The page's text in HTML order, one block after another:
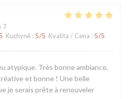
7
Kuchyně : 5/5 Kvalita / Cena : 5/5
atypique. Très bonne ambiance,
et bonne ! Une belle
je serais prête à renouveler